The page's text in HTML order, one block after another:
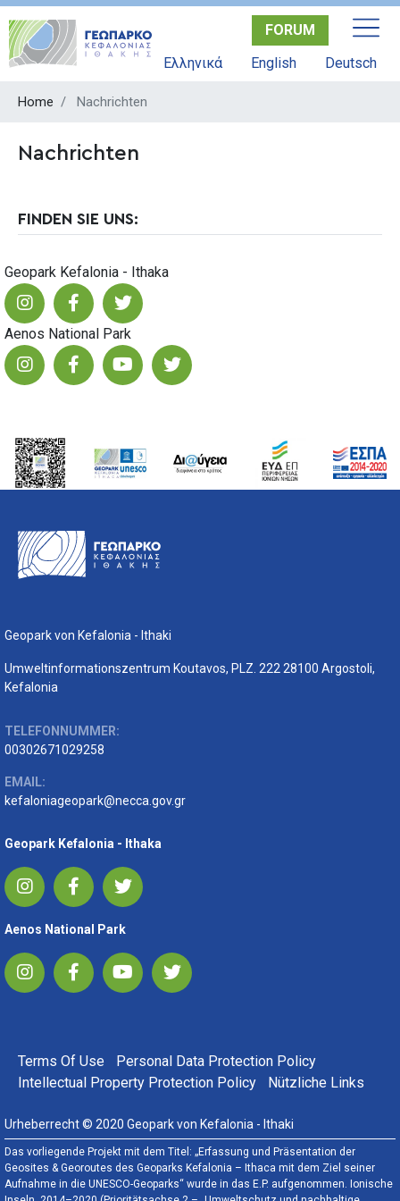
Skip
main
FORUM
Ελληνικά
English Deutsch
Home Nachrichten
Nachrichten
FINDEN SIE UNS:
Geopark Kefalonia - Ithaka
Aenos National Park
Geopark von Kefalonia - Ithaki
Umweltinformationszentrum Koutavos, PLZ. 222 28100 Argostoli,
Kefalonia
TELEFONNUMMER:
00302671029258
EMAIL:
kefaloniageopark@necca.gov.gr
Geopark Kefalonia - Ithaka
Aenos National Park
FOOTER MENU
Terms Of Use
Personal Data Protection Policy
Intellectual Property Protection Policy
Nützliche Links
Urheberrecht © 2020 Geopark von Kefalonia - Ithaki
Das vorliegende Projekt mit dem Titel: „Erfassung und Präsentation der
Geosites & Georoutes des Geoparks Kefalonia – Ithaca mit dem Ziel seiner
Aufnahme in die UNESCO-Geoparks“ wurde in das E.P. aufgenommen. Ionische